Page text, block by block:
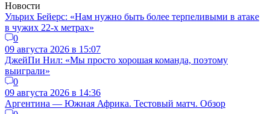
Новости
Ульрих Бейерс: «Нам нужно быть более терпеливыми в атаке
в чужих 22-х метрах»
0
09 августа 2026 в 15:07
ДжейПи Нил: «Мы просто хорошая команда, поэтому
выиграли»
0
09 августа 2026 в 14:36
Аргентина — Южная Африка. Тестовый матч. Обзор